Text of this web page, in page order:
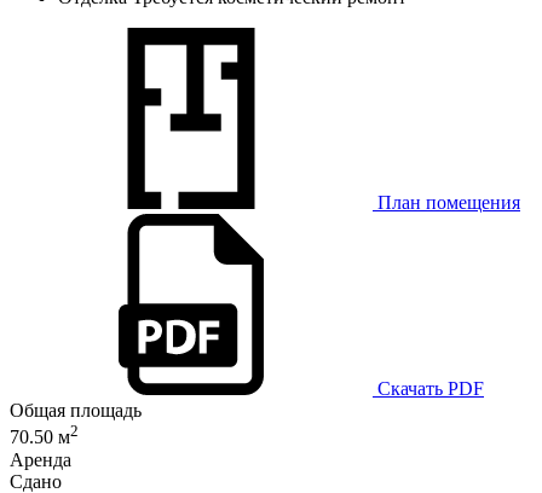
План помещения
Скачать PDF
Общая площадь
70.50 м2
Аренда
Сдано